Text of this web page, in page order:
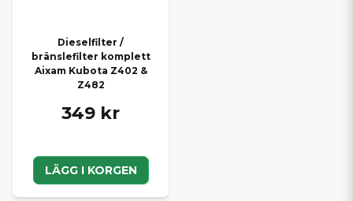
Dieselfilter /
bränslefilter komplett
Aixam Kubota Z402 &
Z482
349 kr
LÄGG I KORGEN